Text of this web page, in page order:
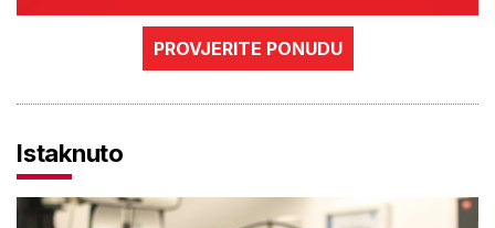
PROVJERITE PONUDU
Istaknuto